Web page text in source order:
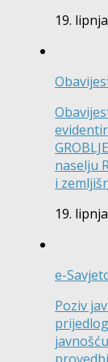
19.
naselju
i
19.
e-
Poziv